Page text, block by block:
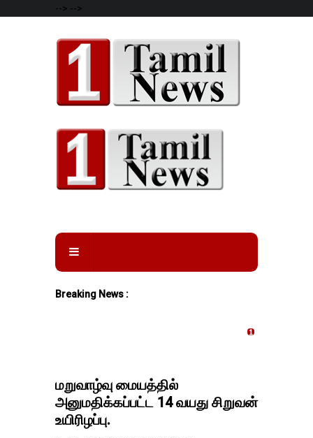
--> -->
Breaking News :
தங்கம்-வெள்ளி விலை
மறுவாழ்வு மையத்தில்
அனுமதிக்கப்பட்ட 14 வயது சிறுவன்
உயிரிழப்பு.